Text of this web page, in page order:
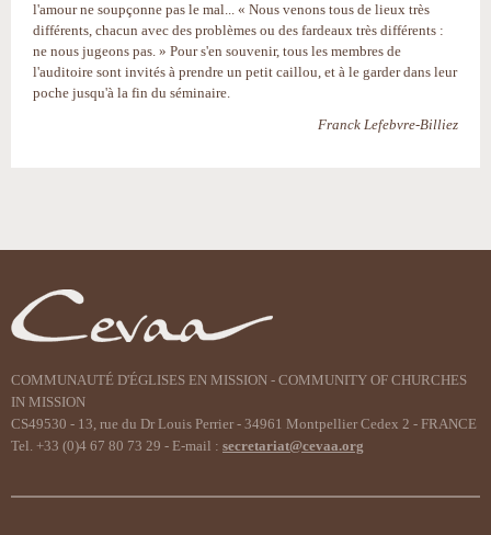
l'amour ne soupçonne pas le mal... « Nous venons tous de lieux très
différents, chacun avec des problèmes ou des fardeaux très différents :
ne nous jugeons pas. » Pour s'en souvenir, tous les membres de
l'auditoire sont invités à prendre un petit caillou, et à le garder dans leur
poche jusqu'à la fin du séminaire.
Franck Lefebvre-Billiez
document
COMMUNAUTÉ D'ÉGLISES EN MISSION - COMMUNITY OF CHURCHES
IN MISSION
CS49530 - 13, rue du Dr Louis Perrier - 34961 Montpellier Cedex 2 - FRANCE
Tel. +33 (0)4 67 80 73 29 - E-mail : secretariat@cevaa.org